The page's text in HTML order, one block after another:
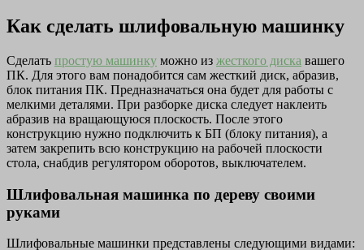
Как сделать шлифовальную машинку
Сделать простую машинку можно из жесткого диска вашего
ПК. Для этого вам понадобится сам жесткий диск, абразив,
блок питания ПК. Предназначаться она будет для работы с
мелкими деталями. При разборке диска следует наклеить
абразив на вращающуюся плоскость. После этого
конструкцию нужно подключить к БП (блоку питания), а
затем закрепить всю конструкцию на рабочей плоскости
стола, снабдив регулятором оборотов, выключателем.
Шлифовальная машинка по дереву своими
руками
Шлифовальные машинки представлены следующими видами: